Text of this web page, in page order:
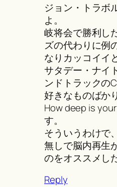
ジョン・トラボ
よ。
岐将会で勝利し
ズの代わりに例
なりカッコイイ
サタデー・ナイ
ンドトラックの
好きなものばか
How deep is
す。
そういうわけで
無しで脳内再生
のをオススメし
Reply